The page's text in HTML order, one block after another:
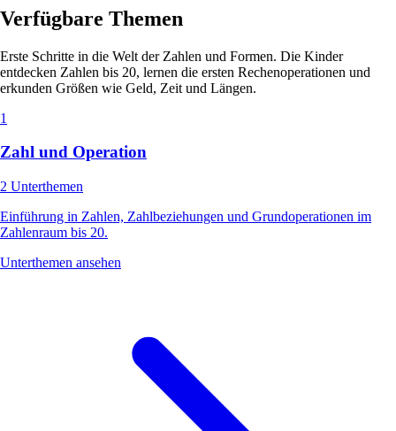
Verfügbare Themen
Erste Schritte in die Welt der Zahlen und Formen. Die Kinder
entdecken Zahlen bis 20, lernen die ersten Rechenoperationen und
erkunden Größen wie Geld, Zeit und Längen.
1
Zahl und Operation
2 Unterthemen
Einführung in Zahlen, Zahlbeziehungen und Grundoperationen im
Zahlenraum bis 20.
Unterthemen ansehen